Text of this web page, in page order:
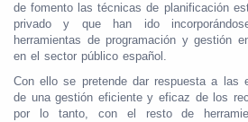
de fomento las técnicas de planificación
privado y que han ido
herramientas de programación y gestión
en el sector público español.
Con ello se pretende dar respuesta a las
de una gestión eficiente y eficaz de los
por lo tanto, con el resto de